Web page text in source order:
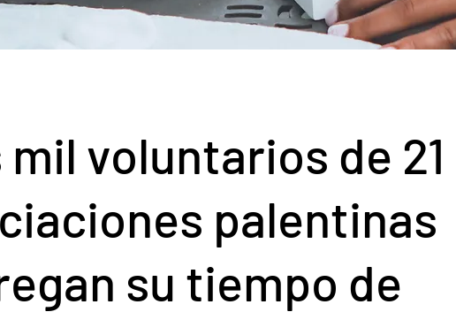
mil voluntarios de 21
palentinas
su tiempo de